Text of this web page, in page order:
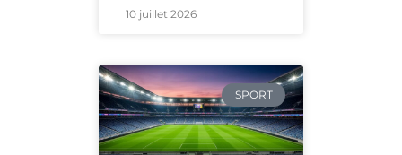
10 juillet 2026
SPORT